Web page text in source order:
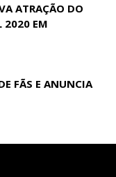
ATRAÇÃO DO
2020 EM
FÃS E ANUNCIA